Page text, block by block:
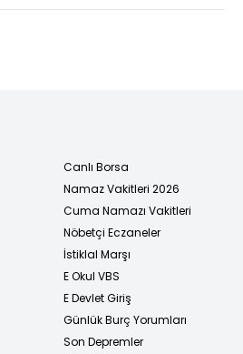
Canlı Borsa
Namaz Vakitleri 2026
Cuma Namazı Vakitleri
Nöbetçi Eczaneler
İstiklal Marşı
E Okul VBS
E Devlet Giriş
Günlük Burç Yorumları
Son Depremler